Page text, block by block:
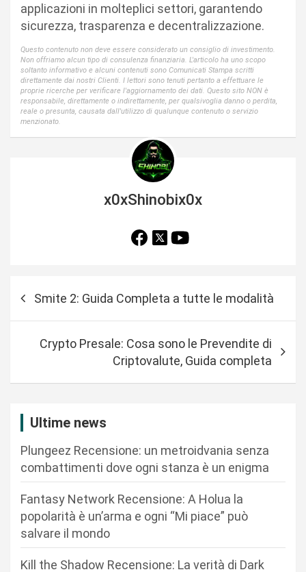
applicazioni in molteplici settori, garantendo
sicurezza, trasparenza e decentralizzazione.
Questo contenuto non deve essere considerato un consiglio di investimento.
Non offriamo alcun tipo di consulenza finanziaria. L'articolo ha uno scopo
soltanto informativo e alcuni contenuti sono Comunicati Stampa scritti
direttamente dai nostri Clienti. I lettori sono tenuti pertanto a effettuare le
proprie ricerche per verificare l'aggiornamento dei dati. Questo sito NON è
responsabile, direttamente o indirettamente, per qualsivoglia danno o perdita,
reale o presunta, causata dall'utilizzo di qualunque contenuto o servizio
menzionato.
x0xShinobix0x
Smite 2: Guida Completa a tutte le modalità
Crypto Presale: Cosa sono le Prevendite di
Criptovalute, Guida completa
Ultime news
Plungeez Recensione: un metroidvania senza
combattimenti dove ogni stanza è un enigma
Fantasy Network Recensione: A Holua la
popolarità è un’arma e ogni “Mi piace” può
salvare il mondo
Kill the Shadow Recensione: La verità di Dark